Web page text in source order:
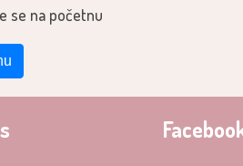
se na početnu